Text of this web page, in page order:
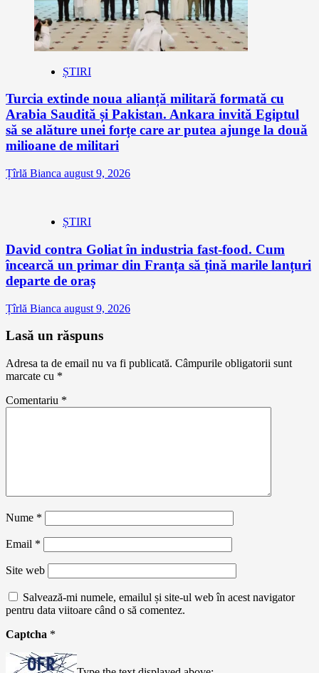
ȘTIRI
Turcia extinde noua alianță militară formată cu
Arabia Saudită și Pakistan. Ankara invită Egiptul
să se alăture unei forțe care ar putea ajunge la două
milioane de militari
Țîrlă Bianca august 9, 2026
ȘTIRI
David contra Goliat în industria fast-food. Cum
încearcă un primar din Franța să țină marile lanțuri
departe de oraș
Țîrlă Bianca august 9, 2026
Lasă un răspuns
Adresa ta de email nu va fi publicată. Câmpurile obligatorii sunt
marcate cu *
Comentariu *
Nume *
Email *
Site web
Salvează-mi numele, emailul și site-ul web în acest navigator
pentru data viitoare când o să comentez.
Captcha *